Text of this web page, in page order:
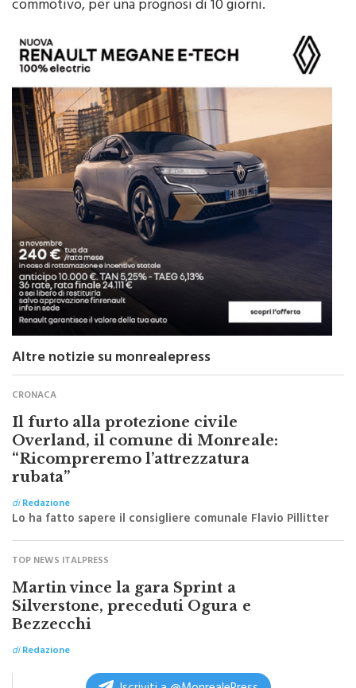
Altre notizie su monrealepress
CRONACA
Il furto alla protezione civile
Overland, il comune di Monreale:
“Ricompreremo l’attrezzatura
rubata”
diRedazione
Lo ha fatto sapere il consigliere comunale Flavio Pillitter
TOP NEWS ITALPRESS
Martin vince la gara Sprint a
Silverstone, preceduti Ogura e
Bezzecchi
diRedazione
Iscriviti a @MonrealePress